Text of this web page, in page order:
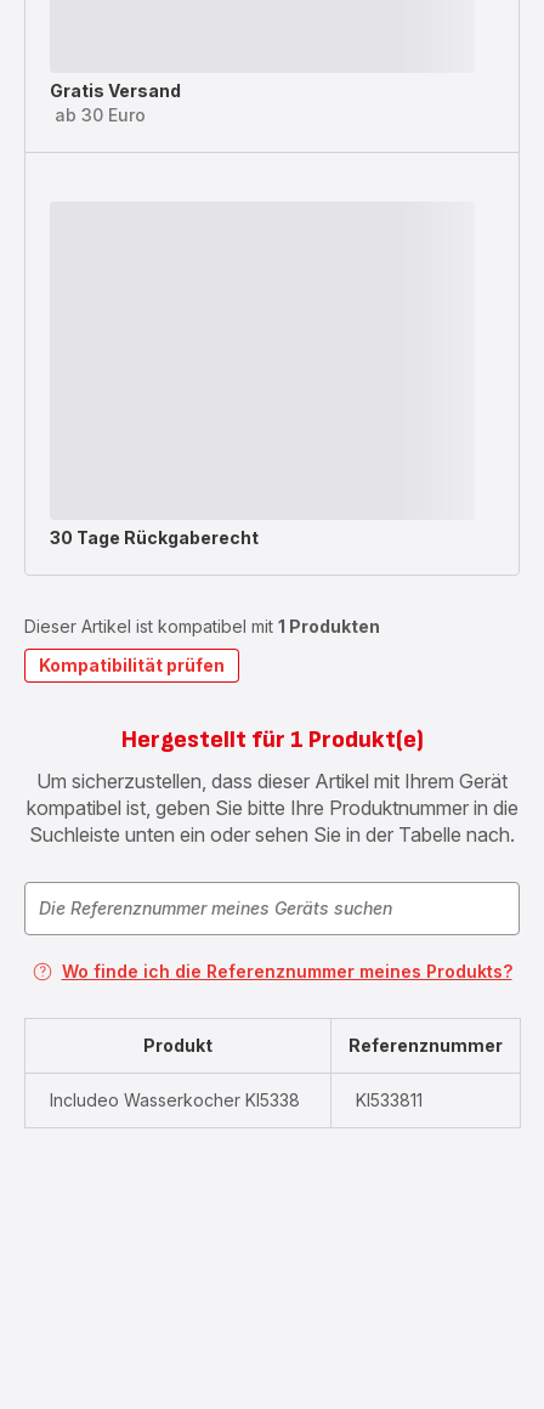
Gratis Versand
ab 30 Euro
30 Tage Rückgaberecht
Dieser Artikel ist kompatibel mit 1 Produkten
Kompatibilität prüfen
Hergestellt für 1 Produkt(e)
Um sicherzustellen, dass dieser Artikel mit Ihrem Gerät
kompatibel ist, geben Sie bitte Ihre Produktnummer in die
Suchleiste unten ein oder sehen Sie in der Tabelle nach.
Wo finde ich die Referenznummer meines Produkts?
Produkt Referenznummer
Includeo Wasserkocher KI5338 KI533811